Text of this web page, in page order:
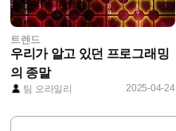
트렌드
우리가 알고 있던 프로그래밍
의 종말
팀 오라일리 2025-04-24